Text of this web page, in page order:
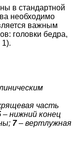
в стандартной
необходимо
важным
головки бедра,
часть
– нижний конец
7– вертлужная